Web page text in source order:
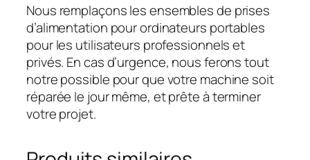
Nous remplaçons les ensembles de prises
d’alimentation pour ordinateurs portables
pour les utilisateurs professionnels et
privés. En cas d’urgence, nous ferons tout
notre possible pour que votre machine soit
réparée le jour même, et prête à terminer
votre projet.